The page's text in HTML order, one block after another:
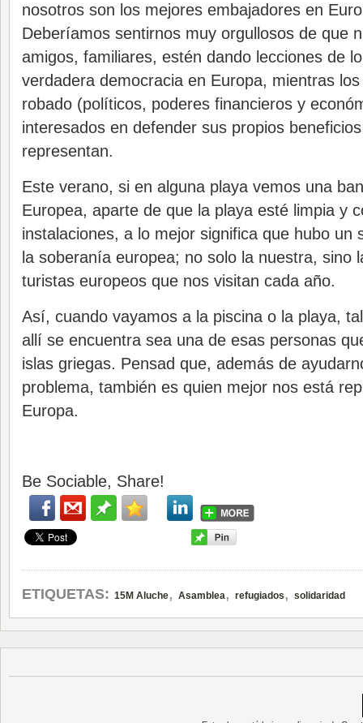
nosotros son los mejores embajadores en
Deberíamos sentirnos muy orgullosos de que
amigos, familiares, estén dando lecciones de
verdadera democracia en Europa, mientras
robado (políticos, poderes financieros y
interesados en defender sus propios
representan.
Este verano, si en alguna playa vemos una
Europea, aparte de que la playa esté limpia y
instalaciones, a lo mejor significa que hubo un
la soberanía europea; no solo la nuestra, sino
turistas europeos que nos visitan cada año.
Así, cuando vayamos a la piscina o la playa,
allí se encuentra sea una de esas personas
islas griegas. Pensad que, además de
problema, también es quien mejor nos está
Europa.
Be Sociable, Share!
ETIQUETAS: 15M Aluche, Asamblea, refugiados , solidaridad